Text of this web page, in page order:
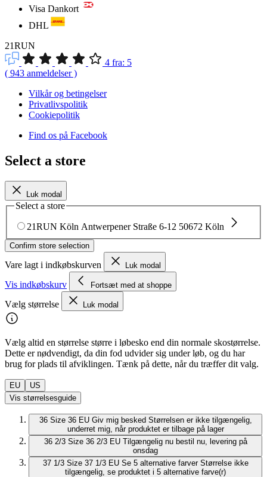
Visa Dankort
DHL
21RUN
4 fra: 5
( 943 anmeldelser)
Vilkår og betingelser
Privatlivspolitik
Cookiepolitik
Find os på Facebook
Select a store
Luk modal
Select a store
21RUN Köln Antwerpener Straße 6-12 50672 Köln
Confirm store selection
Vare lagt i indkøbskurven Luk modal
Vis indkøbskurv Fortsæt med at shoppe
Vælg størrelse Luk modal
Vælg altid en størrelse større i løbesko end din normale skostørrelse.
Dette er nødvendigt, da din fod udvider sig under løb, og du har
brug for plads til afviklingen. Tænk på dette, når du træffer dit valg.
EU
US
Vis størrelsesguide
36 Size 36 EU Giv mig besked Størrelsen er ikke tilgængelig,
underret mig, når produktet er tilbage på lager
36 2/3 Size 36 2/3 EU Tilgængelig nu bestil nu, levering på
onsdag
37 1/3 Size 37 1/3 EU Se 5 alternative farver Størrelse ikke
tilgængelig, se produktet i 5 alternative farve(r)